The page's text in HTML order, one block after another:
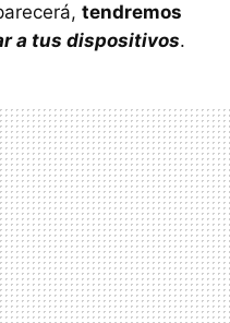
tendremos
a tus dispositivos.